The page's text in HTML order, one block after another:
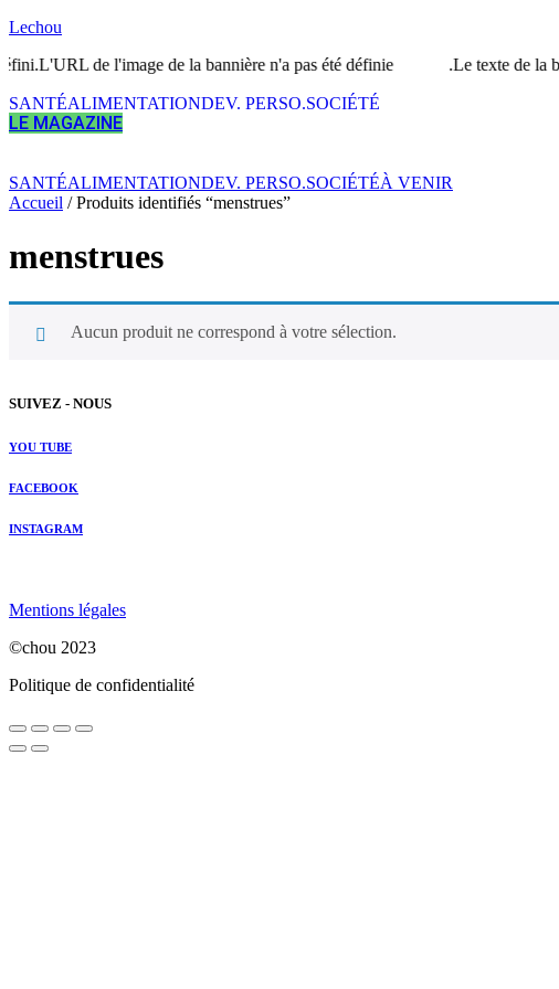
Lechou
de l'image de la bannière n'a pas été définie.
Le texte de la
SANTÉALIMENTATIONDEV. PERSO.SOCIÉTÉ
LE MAGAZINE
SANTÉALIMENTATIONDEV. PERSO.SOCIÉTÉÀ VENIR
Accueil / Produits identifiés “menstrues”
menstrues
Aucun produit ne correspond à votre sélection.
SUIVEZ - NOUS
YOU TUBE
FACEBOOK
INSTAGRAM
Mentions légales
©chou 2023
Politique de confidentialité